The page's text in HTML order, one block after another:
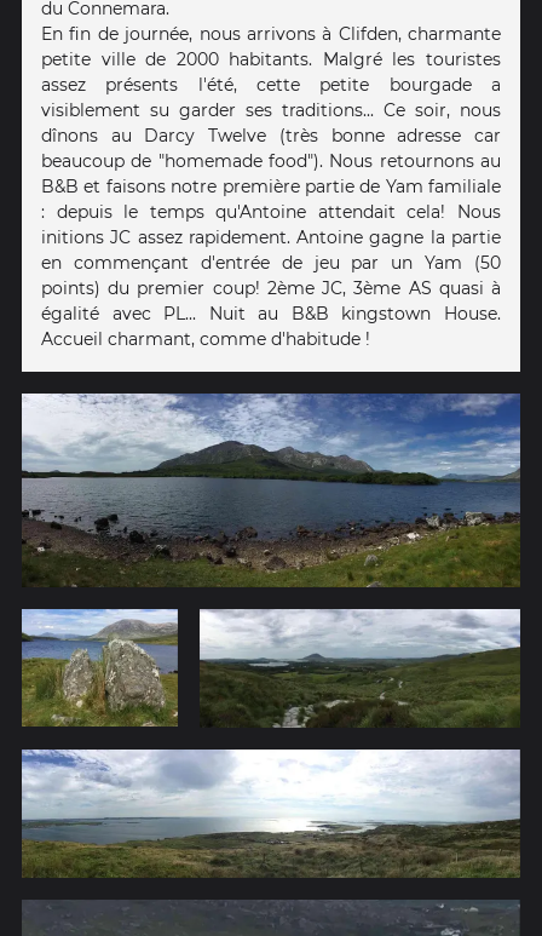
du Connemara.
En fin de journée, nous arrivons à Clifden, charmante
petite ville de 2000 habitants. Malgré les touristes
assez présents l'été, cette petite bourgade a
visiblement su garder ses traditions... Ce soir, nous
dînons au Darcy Twelve (très bonne adresse car
beaucoup de "homemade food"). Nous retournons au
B&B et faisons notre première partie de Yam familiale
: depuis le temps qu'Antoine attendait cela! Nous
initions JC assez rapidement. Antoine gagne la partie
en commençant d'entrée de jeu par un Yam (50
points) du premier coup! 2ème JC, 3ème AS quasi à
égalité avec PL... Nuit au B&B kingstown House.
Accueil charmant, comme d'habitude !